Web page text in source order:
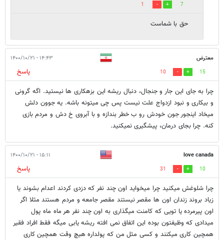
7
1
حق با شماست
معترض ۱۴:۴۳ - ۱۴۰۰/۱۰/۲۱
15
10
پاسخ
چرا به جای این جار و جنجال، دنبال ریشه این بزهکاری ها نیستید. اگه گرونی
و بیکاری و نبود ازدواج علت نیست پس چی میتونه باشه. یه جوون دلش
میخاد اینجور جون خودش رو ب خطر بندازه و با آبروی خ دش و مردم بازی
کنه. چرا بجای درمان، پیشگیری نمیکنید.
love canada ۱۵:۱۱ - ۱۴۰۰/۱۰/۲۱
10
31
پاسخ
چرا شلوغش میکنید چرا میخواید اون چند نفر که دزدی کردند اعدام بشوند یا
زیاد بروند زندان اون ها مقصر نیستند مقصر جامعه و مردم هستند مثلا اگر
اون پیرمرده یا تویی که کامنت میگذاری به اون چند نفر هر ماه ماه پول
میدادی که وظیفتون بوده این اتفاق نمی افته ریشه یابی میگه فقط افراد فقیر
همچین کاری میکنند و کسی مثل من که پولداره هیچ وقت همچین کاری